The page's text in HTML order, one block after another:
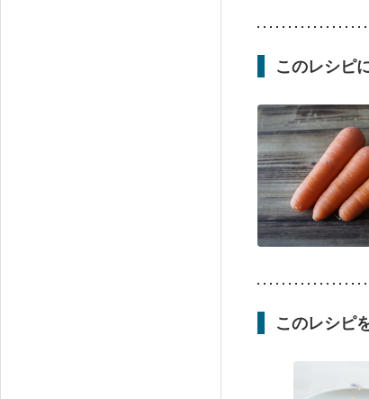
このレシピ
このレシピ